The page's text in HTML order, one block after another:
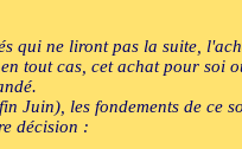
qui ne liront pas la suite,
tout cas, cet achat pour
Juin), les fondements de ce
décision :